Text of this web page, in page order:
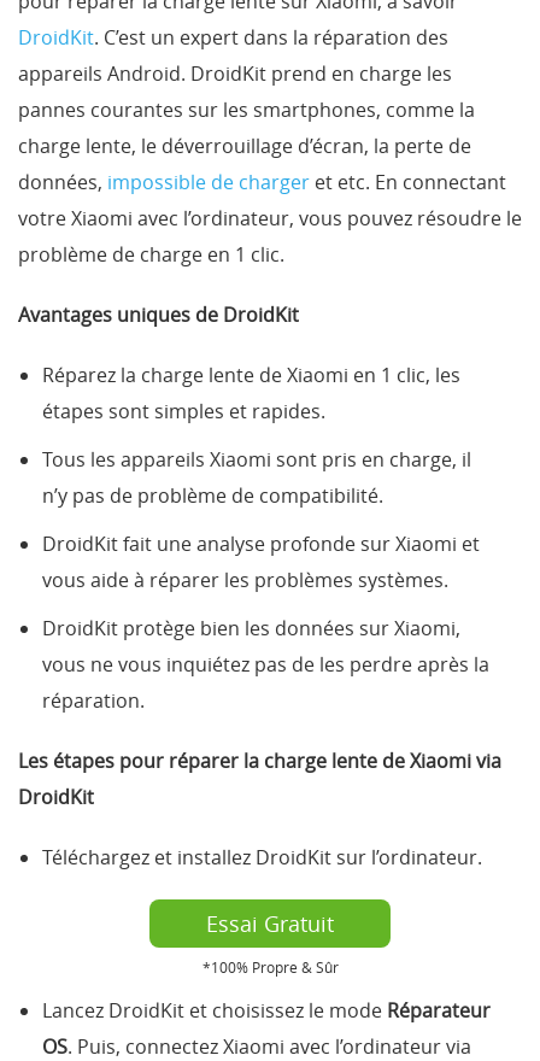
DroidKit. C’est un expert dans la réparation des
appareils Android. DroidKit prend en charge les
pannes courantes sur les smartphones, comme la
charge lente, le déverrouillage d’écran, la perte de
données, impossible de charger et etc. En connectant
votre Xiaomi avec l’ordinateur, vous pouvez résoudre le
problème de charge en 1 clic.
Avantages uniques de DroidKit
Réparez la charge lente de Xiaomi en 1 clic, les
étapes sont simples et rapides.
Tous les appareils Xiaomi sont pris en charge, il
n’y pas de problème de compatibilité.
DroidKit fait une analyse profonde sur Xiaomi et
vous aide à réparer les problèmes systèmes.
DroidKit protège bien les données sur Xiaomi,
vous ne vous inquiétez pas de les perdre après la
réparation.
Les étapes pour réparer la charge lente de Xiaomi via
DroidKit
Téléchargez et installez DroidKit sur l’ordinateur.
Essai Gratuit
*100% Propre & Sûr
Lancez DroidKit et choisissez le mode Réparateur
OS. Puis, connectez Xiaomi avec l’ordinateur via